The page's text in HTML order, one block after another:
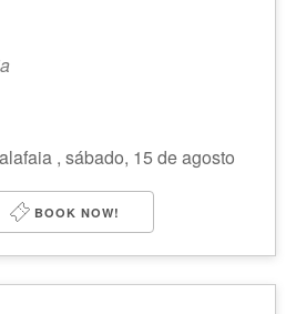
, sábado, 15 de agosto
BOOK NOW!